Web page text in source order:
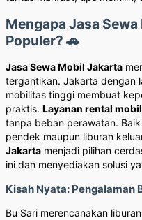
Mengapa Jasa
Populer? 🚗
Jasa Sewa Mobil Jakarta
tergantikan. Jakarta dengan
mobilitas tinggi membuat
praktis. Layanan rental
tanpa beban perawatan.
pendek maupun liburan
Jakarta menjadi pilihan
ini dan menyediakan solusi
Kisah Nyata: Pengalaman
Bu Sari merencanakan